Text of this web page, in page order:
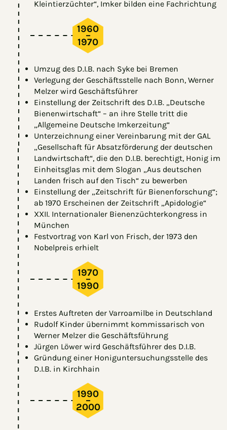
Kleintierzüchter“, Imker bilden eine Fachrichtung
1960
–
1970
Umzug des D.I.B. nach Syke bei Bremen
Verlegung der Geschäftsstelle nach Bonn, Werner
Melzer wird Geschäftsführer
Einstellung der Zeitschrift des D.I.B. „Deutsche
Bienenwirtschaft“ – an ihre Stelle tritt die
„Allgemeine Deutsche Imkerzeitung“
Unterzeichnung einer Vereinbarung mit der GAL
„Gesellschaft für Absatzförderung der deutschen
Landwirtschaft“, die den D.I.B. berechtigt, Honig im
Einheitsglas mit dem Slogan „Aus deutschen
Landen frisch auf den Tisch“ zu bewerben
Einstellung der „Zeitschrift für Bienenforschung“;
ab 1970 Erscheinen der Zeitschrift „Apidologie“
XXII. Internationaler Bienenzüchterkongress in
München
Festvortrag von Karl von Frisch, der 1973 den
Nobelpreis erhielt
1970
–
1990
Erstes Auftreten der Varroamilbe in Deutschland
Rudolf Kinder übernimmt kommissarisch von
Werner Melzer die Geschäftsführung
Jürgen Löwer wird Geschäftsführer des D.I.B.
Gründung einer Honiguntersuchungsstelle des
D.I.B. in Kirchhain
1990
–
2000